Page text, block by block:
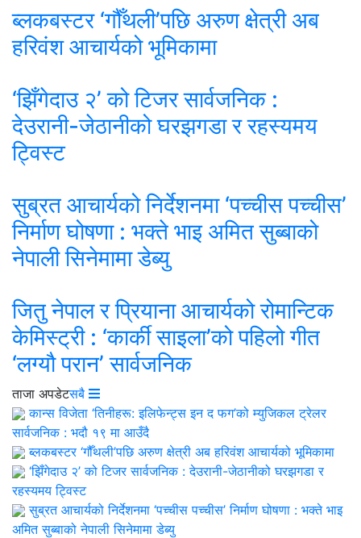
ब्लकबस्टर ‘गौँथली’पछि अरुण क्षेत्री अब
हरिवंश आचार्यको भूमिकामा
‘झिँगेदाउ २’ को टिजर सार्वजनिक :
देउरानी-जेठानीको घरझगडा र रहस्यमय
ट्विस्ट
सुब्रत आचार्यको निर्देशनमा ‘पच्चीस पच्चीस’
निर्माण घोषणा : भक्ते भाइ अमित सुब्बाको
नेपाली सिनेमामा डेब्यु
जितु नेपाल र प्रियाना आचार्यको रोमान्टिक
केमिस्ट्री : ‘कार्की साइला’को पहिलो गीत
‘लग्यौ परान’ सार्वजनिक
ताजा अपडेटसबै
कान्स विजेता ‘तिनीहरू: इलिफेन्ट्स इन द फग’को म्युजिकल ट्रेलर
सार्वजनिक : भदौ १९ मा आउँदै
ब्लकबस्टर ‘गौँथली’पछि अरुण क्षेत्री अब हरिवंश आचार्यको भूमिकामा
‘झिँगेदाउ २’ को टिजर सार्वजनिक : देउरानी-जेठानीको घरझगडा र
रहस्यमय ट्विस्ट
सुब्रत आचार्यको निर्देशनमा ‘पच्चीस पच्चीस’ निर्माण घोषणा : भक्ते भाइ
अमित सुब्बाको नेपाली सिनेमामा डेब्यु